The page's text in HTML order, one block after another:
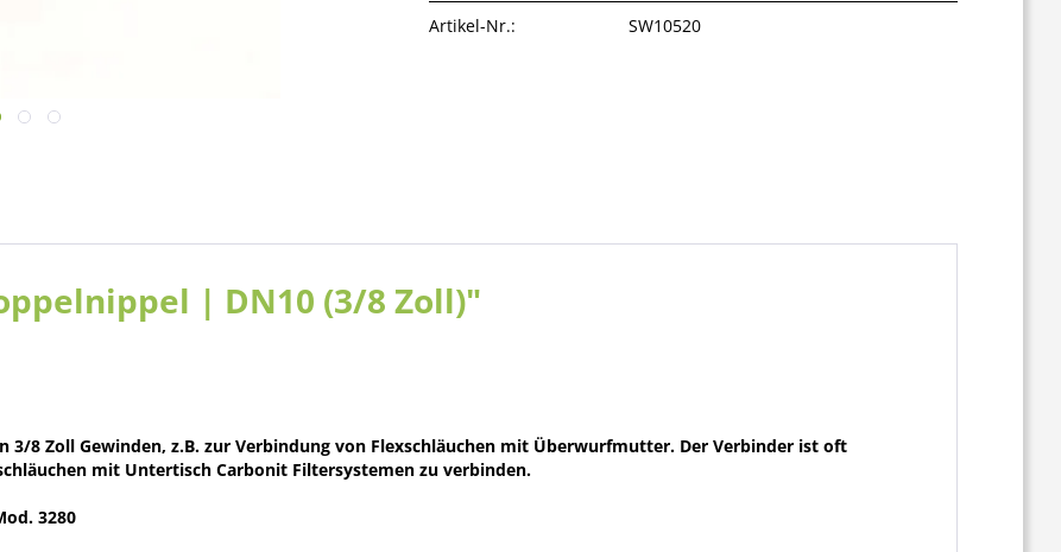
Artikel-Nr.: SW10520
| DN10 (3/8 Zoll)"
3/8 Zoll Gewinden, z.B. zur Verbindung von Flexschläuchen mit Überwurfmutter. Der Verbinder ist oft
mit Untertisch Carbonit Filtersystemen zu verbinden.
3280